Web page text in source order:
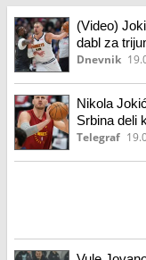
(Video)
dabl za
Dnevnik
Nikola
Srbina deli
Telegraf